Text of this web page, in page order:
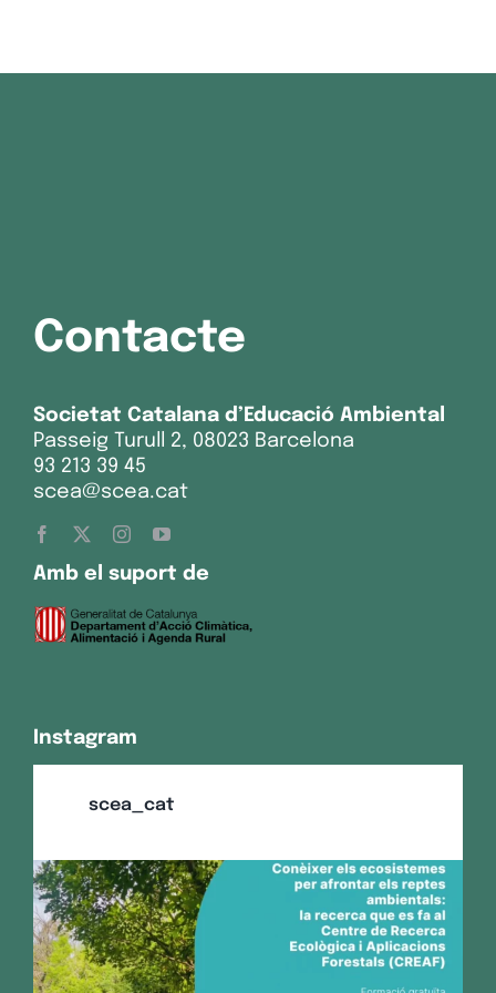
Contacte
Societat Catalana d’Educació Ambiental
Passeig Turull 2, 08023 Barcelona
93 213 39 45
scea@scea.cat
Amb el suport de
Instagram
scea_cat